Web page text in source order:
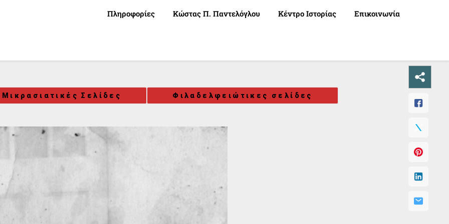
Πληροφορίες Κώστας Π. Παντελόγλου Κέντρο Ιστορίας Επικοινωνία
Μικρασιατικές Σελίδες Φιλαδελφειώτικες σελίδες